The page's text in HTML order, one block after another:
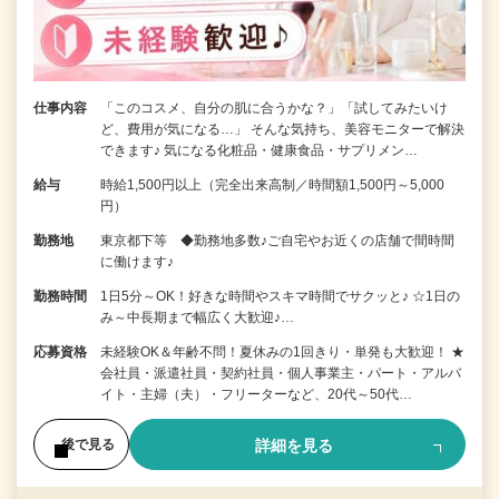
仕事内容
「このコスメ、自分の肌に合うかな？」「試してみたいけ
ど、費用が気になる…」 そんな気持ち、美容モニターで解決
できます♪ 気になる化粧品・健康食品・サプリメン…
給与
時給1,500円以上（完全出来高制／時間額1,500円～5,000
円）
勤務地
東京都下等 ◆勤務地多数♪ご自宅やお近くの店舗で間時間
に働けます♪
勤務時間
1日5分～OK！好きな時間やスキマ時間でサクッと♪ ☆1日の
み～中長期まで幅広く大歓迎♪…
応募資格
未経験OK＆年齢不問！夏休みの1回きり・単発も大歓迎！ ★
会社員・派遣社員・契約社員・個人事業主・パート・アルバ
イト・主婦（夫）・フリーターなど、20代～50代…
後で見る 詳細を見る